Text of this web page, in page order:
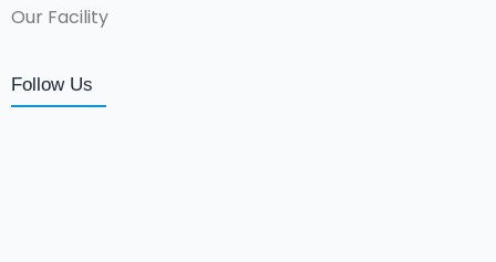
Our Facility
Follow Us